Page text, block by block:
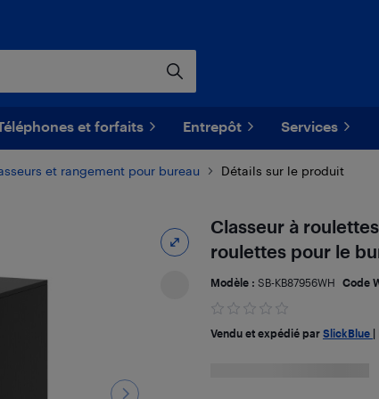
et forfaits Entrepôt Services
et rangement pour bureau Détails sur le produit
Classeur à
roulettes pour le
Modèle : SB-KB87956WH Code
Vendu et expédié par SlickBlue